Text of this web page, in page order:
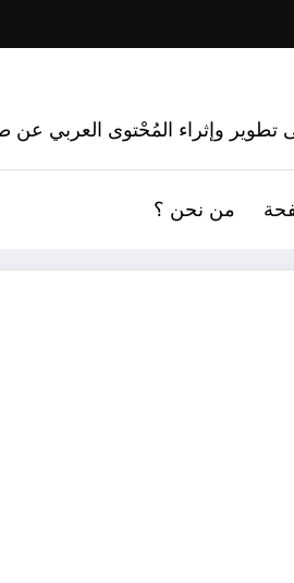
تطوير وإثراء المُحْتوى العربي عن
من نحن ؟